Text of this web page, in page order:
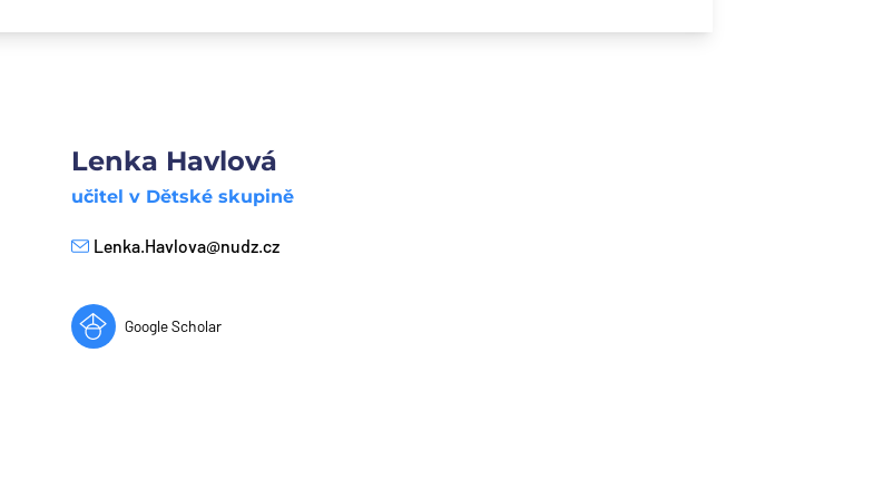
Lenka Havlová
učitel v Dětské skupině
E-mail
Lenka.Havlova@nudz.cz
Google Scholar